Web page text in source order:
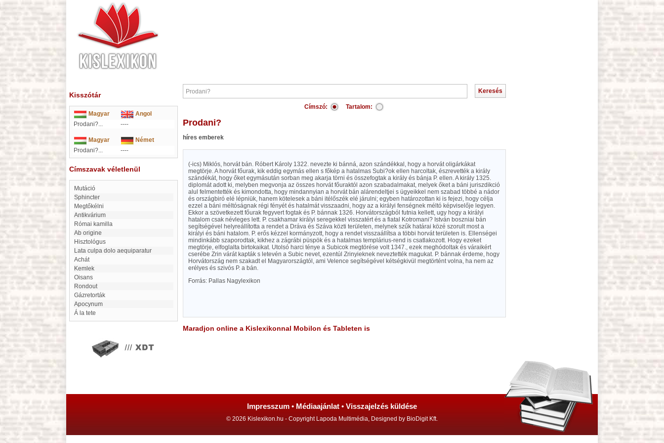
Kisszótár
Magyar
Angol
Prodani?...
----
Magyar
Német
Prodani?...
----
Címszavak véletlenül
Mutáció
Sphincter
Megtőkélni
antikvárium
Római kamilla
ab origine
hisztológus
Lata culpa dolo aequiparatur
achát
Kemlek
Oisans
Rondout
Gázretorták
Apocynum
Á la tete
Címszó: Tartalom:
Prodani?
híres emberek
(-ics) Miklós, horvát bán. Róbert Károly 1322. nevezte ki bánná, azon szándékkal, hogy a horvát oligárkákat
megtörje. A horvát főurak, kik eddig egymás ellen s főkép a hatalmas Subi?ok ellen harcoltak, észrevették a király
szándékát, hogy őket egymásután sorban meg akarja törni és összefogtak a király és bánja P. ellen. A király 1325.
diplomát adott ki, melyben megvonja az összes horvát főuraktól azon szabadalmakat, melyek őket a báni juriszdikció
alul felmentették és kimondotta, hogy mindannyian a horvát bán alárendeltjei s ügyeikkel nem szabad többé a nádor
és országbiró elé lépniük, hanem kötelesek a báni itélőszék elé járulni; egyben határozottan ki is fejezi, hogy célja
ezzel a báni méltóságnak régi fényét és hatalmát visszaadni, hogy az a királyi fenségnek méltó képviselője legyen.
Ekkor a szövetkezett főurak fegyvert fogtak és P. bánnak 1326. Horvátországból futnia kellett, ugy hogy a királyi
hatalom csak névleges lett. P. csakhamar királyi seregekkel visszatért és a fiatal Kotromani? István boszniai bán
segítségével helyreállította a rendet a Dráva és Száva közti területen, melynek szűk határai közé szorult most a
királyi és báni hatalom. P. erős kézzel kormányzott, hogy a rendet visszaállítsa a többi horvát területen is. Ellenségei
mindinkább szaporodtak, kikhez a zágrábi püspök és a hatalmas templárius-rend is csatlakozott. Hogy ezeket
megtörje, elfoglalta birtokaikat. Utolsó harci ténye a Subicok megtörése volt 1347., ezek meghódoltak és váraikért
cserébe Zrin várát kapták s letevén a Subic nevet, ezentúl Zrinyieknek neveztették magukat. P. bánnak érdeme, hogy
Horvátország nem szakadt el Magyarországtól, ami Velence segítségével kétségkivül megtörtént volna, ha nem az
erélyes és szivós P. a bán.
Forrás: Pallas Nagylexikon
Maradjon online a Kislexikonnal Mobilon és Tableten is
Impresszum • Médiaajánlat • Visszajelzés küldése
© 2026 Kislexikon.hu - Copyright Lapoda Multimédia, Designed by BioDigit Kft.